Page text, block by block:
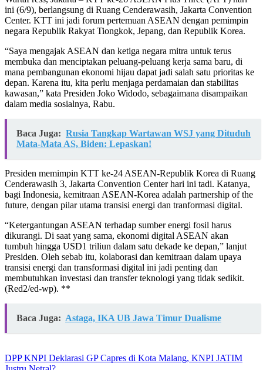
ini (6/9), berlangsung di Ruang Cenderawasih, Jakarta Convention
Center. KTT ini jadi forum pertemuan ASEAN dengan pemimpin
negara Republik Rakyat Tiongkok, Jepang, dan Republik Korea.
“Saya mengajak ASEAN dan ketiga negara mitra untuk terus
membuka dan menciptakan peluang-peluang kerja sama baru, di
mana pembangunan ekonomi hijau dapat jadi salah satu prioritas ke
depan. Karena itu, kita perlu menjaga perdamaian dan stabilitas
kawasan,” kata Presiden Joko Widodo, sebagaimana disampaikan
dalam media sosialnya, Rabu.
Baca Juga: Rusia Tangkap Wartawan WSJ yang Dituduh
Mata-Mata AS, Biden: Lepaskan!
Presiden memimpin KTT ke-24 ASEAN-Republik Korea di Ruang
Cenderawasih 3, Jakarta Convention Center hari ini tadi. Katanya,
bagi Indonesia, kemitraan ASEAN-Korea adalah partnership of the
future, dengan pilar utama transisi energi dan tranformasi digital.
“Ketergantungan ASEAN terhadap sumber energi fosil harus
dikurangi. Di saat yang sama, ekonomi digital ASEAN akan
tumbuh hingga USD1 triliun dalam satu dekade ke depan,” lanjut
Presiden. Oleh sebab itu, kolaborasi dan kemitraan dalam upaya
transisi energi dan transformasi digital ini jadi penting dan
membutuhkan investasi dan transfer teknologi yang tidak sedikit.
(Red2/ed-wp). **
Baca Juga: Astaga, IKA UB Jawa Timur Dualisme
DPP KNPI Deklarasi GP Capres di Kota Malang, KNPI JATIM